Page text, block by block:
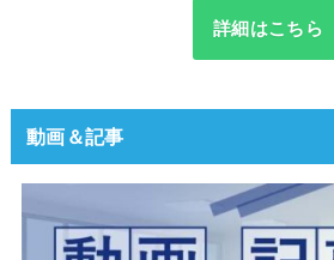
詳細はこちら
動画＆記事